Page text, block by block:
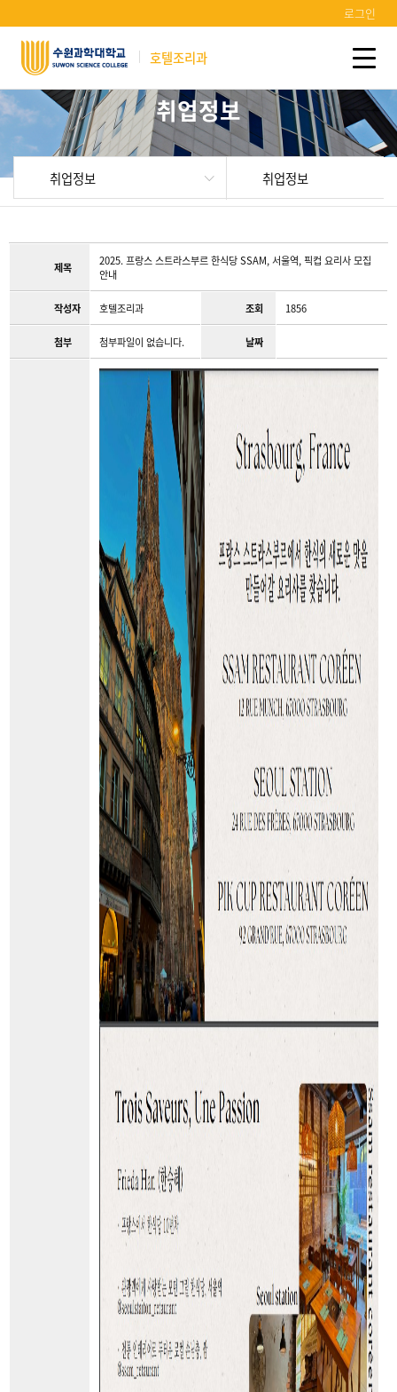
로그인
호텔조리과
취업정보
취업정보 취업정보
제목
2025. 프랑스 스트라스부르 한식당 SSAM, 서울역, 픽컵 요리사 모집
안내
작성자 호텔조리과 조회 1856
첨부 첨부파일이 없습니다. 날짜